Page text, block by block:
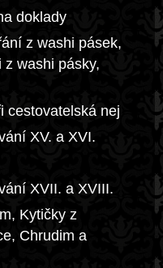
doklady
z washi pásek,
washi pásky,
cestovatelská nej
XV. a XVI.
XVII. a XVIII.
Kytičky z
Chrudim a